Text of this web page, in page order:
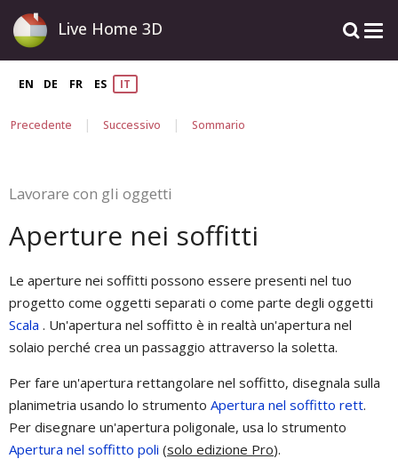
Live Home 3D
EN DE FR ES IT
Precedente | Successivo | Sommario
Lavorare con gli oggetti
Aperture nei soffitti
Le aperture nei soffitti possono essere presenti nel tuo
progetto come oggetti separati o come parte degli oggetti
Scala . Un'apertura nel soffitto è in realtà un'apertura nel
solaio perché crea un passaggio attraverso la soletta.
Per fare un'apertura rettangolare nel soffitto, disegnala sulla
planimetria usando lo strumento Apertura nel soffitto rett.
Per disegnare un'apertura poligonale, usa lo strumento
Apertura nel soffitto poli (solo edizione Pro).